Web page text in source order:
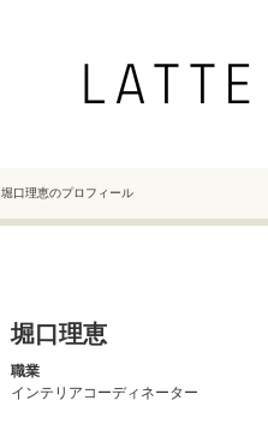
堀口理恵のプロフィール
堀口理恵
職業
インテリアコーディネーター